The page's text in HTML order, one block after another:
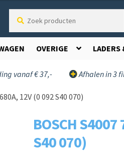
producten
OVERIGE LADERS
vanaf € 37,- Afhalen in 3
12V (0 092 S40 070)
BOSCH S4007
S40 070)